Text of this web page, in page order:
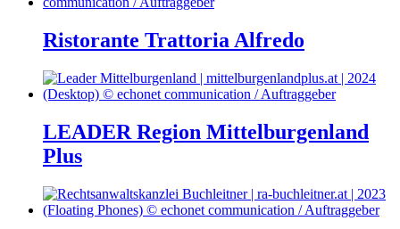
Ristorante Trattoria Alfredo
LEADER Region Mittelburgenland
Plus